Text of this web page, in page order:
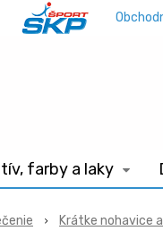
farby a laky
Krátke nohavice